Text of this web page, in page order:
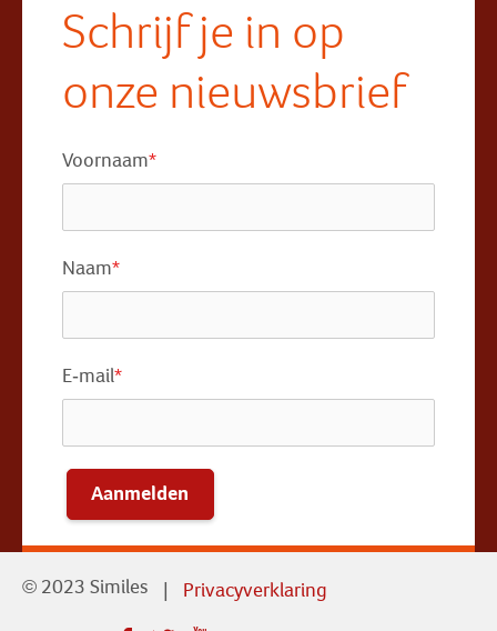
Schrijf je in op
onze nieuwsbrief
Voornaam*
Naam*
E-mail*
Aanmelden
© 2023 Similes Privacyverklaring